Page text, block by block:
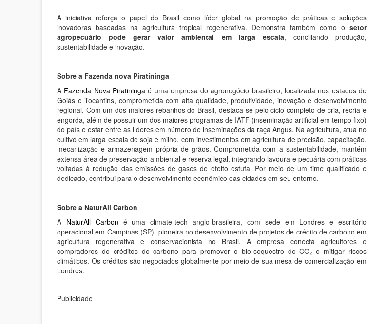
A iniciativa reforça o papel do Brasil como líder global na promoção de práticas e soluções
inovadoras baseadas na agricultura tropical regenerativa. Demonstra também como o setor
agropecuário pode gerar valor ambiental em larga escala, conciliando produção,
sustentabilidade e inovação.
Sobre a Fazenda nova Piratininga
A Fazenda Nova Piratiningaé uma empresa do agronegócio brasileiro, localizada nos estados de
Goiás e Tocantins, comprometida com alta qualidade, produtividade, inovação e desenvolvimento
regional. Com um dos maiores rebanhos do Brasil, destaca-se pelo ciclo completo de cria, recria e
engorda, além de possuir um dos maiores programas de IATF (inseminação artificial em tempo fixo)
do país e estar entre as líderes em número de inseminações da raça Angus. Na agricultura, atua no
cultivo em larga escala de soja e milho, com investimentos em agricultura de precisão, capacitação,
mecanização e armazenagem própria de grãos. Comprometida com a sustentabilidade, mantém
extensa área de preservação ambiental e reserva legal, integrando lavoura e pecuária com práticas
voltadas à redução das emissões de gases de efeito estufa. Por meio de um time qualificado e
dedicado, contribui para o desenvolvimento econômico das cidades em seu entorno.
Sobre a NaturAll Carbon
A NaturAll Carbon é uma climate-tech anglo-brasileira, com sede em Londres e escritório
operacional em Campinas (SP), pioneira no desenvolvimento de projetos de crédito de carbono em
agricultura regenerativa e conservacionista no Brasil. A empresa conecta agricultores e
compradores de créditos de carbono para promover o bio-sequestro de CO₂ e mitigar riscos
climáticos. Os créditos são negociados globalmente por meio de sua mesa de comercialização em
Londres.
Publicidade